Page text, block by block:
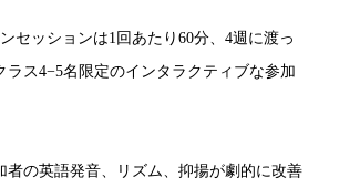
セッションは1回あたり60分、4週に渡っ
ラス4−5名限定のインタラクティブな参加
者の英語発音、リズム、抑揚が劇的に改善